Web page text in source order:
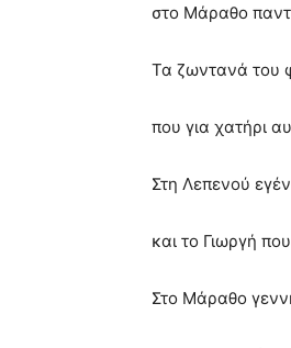
στο Μάραθο
Τα ζωντανά του
που για χατήρι
Στη Λεπενού
και το Γιωργή
Στο Μάραθο